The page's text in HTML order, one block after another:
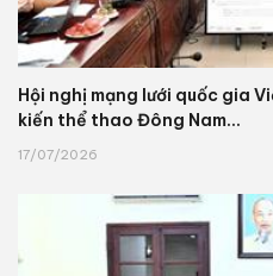
Hội nghị mạng lưới quốc gia
kiến thể thao Đông Nam...
17/07/2026